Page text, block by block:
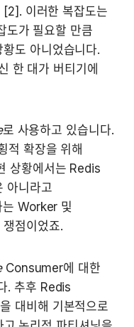
[2]. 이러한 복잡도는
도가 필요할 만큼
도 아니었습니다.
한 대가 버티기에
로 사용하고 있습니다.
적 확장을 위해
상황에서는 Redis
아니라고
는 Worker 및
점이었죠.
Consumer에 대한
. 추후 Redis
대비해 기본적으로